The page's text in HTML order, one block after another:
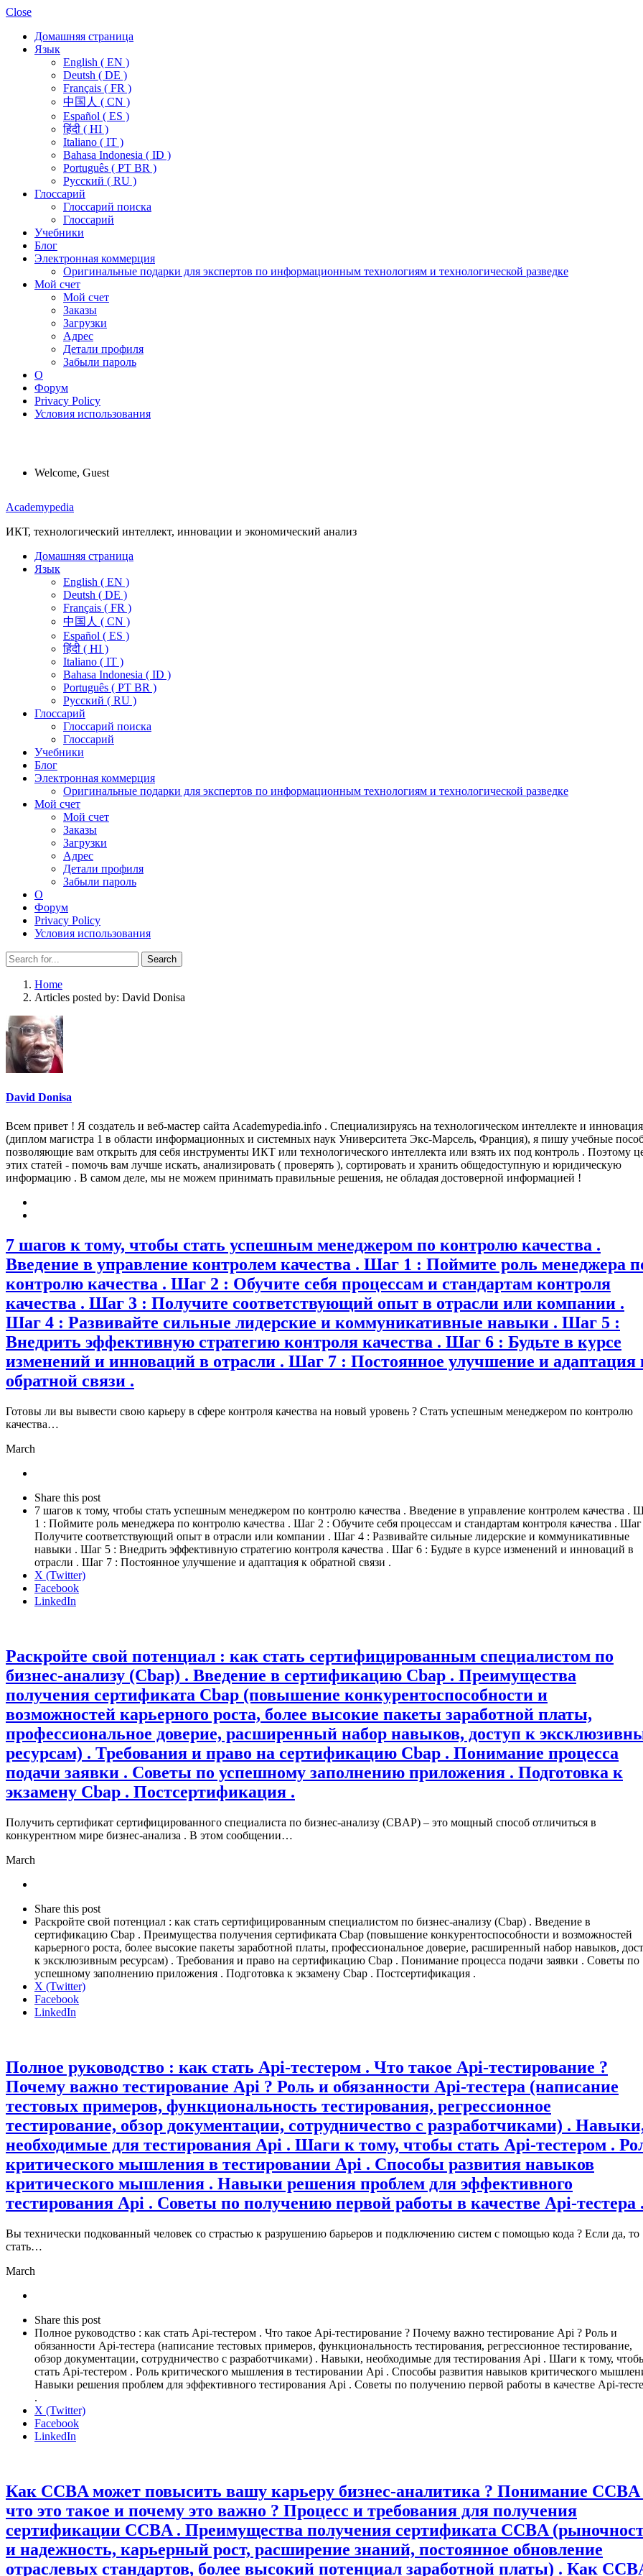
Close
Домашняя страница
Язык
English ( EN )
Deutsh ( DE )
Français ( FR )
中国人 ( CN )
Español ( ES )
हिंदी ( HI )
Italiano ( IT )
Bahasa Indonesia ( ID )
Português ( PT BR )
Pусский ( RU )
Глоссарий
Глоссарий поиска
Глоссарий
Учебники
Блог
Электронная коммерция
Оригинальные подарки для экспертов по информационным технологиям и технологической разведке
Мой счет
Мой счет
Заказы
Загрузки
Адрес
Детали профиля
Забыли пароль
О
Форум
Privacy Policy
Условия использования
Welcome, Guest
Menu
Academypedia
ИКТ, технологический интеллект, инновации и экономический анализ
Домашняя страница
Язык
English ( EN )
Deutsh ( DE )
Français ( FR )
中国人 ( CN )
Español ( ES )
हिंदी ( HI )
Italiano ( IT )
Bahasa Indonesia ( ID )
Português ( PT BR )
Pусский ( RU )
Глоссарий
Глоссарий поиска
Глоссарий
Учебники
Блог
Электронная коммерция
Оригинальные подарки для экспертов по информационным технологиям и технологической разведке
Мой счет
Мой счет
Заказы
Загрузки
Адрес
Детали профиля
Забыли пароль
О
Форум
Privacy Policy
Условия использования
Search
Search
for:
Home
Articles posted by: David Donisa
David Donisa
Всем привет ! Я создатель и веб-мастер сайта Academypedia.info . Специализируясь на технологическом интеллекте и
(диплом магистра 1 в области информационных и системных наук Университета Экс-Марсель, Франция), я пишу учебные
позволяющие вам открыть для себя инструменты ИКТ или технологического интеллекта или взять их под контроль . Поэтому
этих статей - помочь вам лучше искать, анализировать ( проверять ), сортировать и хранить общедоступную и юридическую
информацию . В самом деле, мы не можем принимать правильные решения, не обладая достоверной информацией !
7 шагов к тому, чтобы стать успешным менеджером по контролю качества .
Введение в управление контролем качества . Шаг 1 : Поймите роль менеджера
контролю качества . Шаг 2 : Обучите себя процессам и стандартам контроля
качества . Шаг 3 : Получите соответствующий опыт в отрасли или компании .
Шаг 4 : Развивайте сильные лидерские и коммуникативные навыки . Шаг 5 :
Внедрить эффективную стратегию контроля качества . Шаг 6 : Будьте в курсе
изменений и инноваций в отрасли . Шаг 7 : Постоянное улучшение и адаптация
обратной связи .
Готовы ли вы вывести свою карьеру в сфере контроля качества на новый уровень ? Стать успешным менеджером по контролю
качества…
March
post
Share this postClose
sharing
box
7 шагов к тому, чтобы стать успешным менеджером по контролю качества . Введение в управление контролем качества .
1 : Поймите роль менеджера по контролю качества . Шаг 2 : Обучите себя процессам и стандартам контроля качества .
Получите соответствующий опыт в отрасли или компании . Шаг 4 : Развивайте сильные лидерские и коммуникативные
навыки . Шаг 5 : Внедрить эффективную стратегию контроля качества . Шаг 6 : Будьте в курсе изменений и инноваций в
отрасли . Шаг 7 : Постоянное улучшение и адаптация к обратной связи .
X (Twitter)
Facebook
LinkedIn
Раскройте свой потенциал : как стать сертифицированным специалистом по
бизнес-анализу (Cbap) . Введение в сертификацию Cbap . Преимущества
получения сертификата Cbap (повышение конкурентоспособности и
возможностей карьерного роста, более высокие пакеты заработной платы,
профессиональное доверие, расширенный набор навыков, доступ к
ресурсам) . Требования и право на сертификацию Cbap . Понимание процесса
подачи заявки . Советы по успешному заполнению приложения . Подготовка к
экзамену Cbap . Постсертификация .
Получить сертификат сертифицированного специалиста по бизнес-анализу (CBAP) – это мощный способ отличиться в
конкурентном мире бизнес-анализа . В этом сообщении…
March
post
Share this postClose
sharing
box
Раскройте свой потенциал : как стать сертифицированным специалистом по бизнес-анализу (Cbap) . Введение в
сертификацию Cbap . Преимущества получения сертификата Cbap (повышение конкурентоспособности и возможностей
карьерного роста, более высокие пакеты заработной платы, профессиональное доверие, расширенный набор навыков,
к эксклюзивным ресурсам) . Требования и право на сертификацию Cbap . Понимание процесса подачи заявки . Советы по
успешному заполнению приложения . Подготовка к экзамену Cbap . Постсертификация .
X (Twitter)
Facebook
LinkedIn
Полное руководство : как стать Api-тестером . Что такое Api-тестирование ?
Почему важно тестирование Api ? Роль и обязанности Api-тестера (написание
тестовых примеров, функциональность тестирования, регрессионное
тестирование, обзор документации, сотрудничество с разработчиками) .
необходимые для тестирования Api . Шаги к тому, чтобы стать Api-тестером .
критического мышления в тестировании Api . Способы развития навыков
критического мышления . Навыки решения проблем для эффективного
тестирования Api . Советы по получению первой работы в качестве Api-тестера
Вы технически подкованный человек со страстью к разрушению барьеров и подключению систем с помощью кода ? Если да, то
стать…
March
post
Share this postClose
sharing
box
Полное руководство : как стать Api-тестером . Что такое Api-тестирование ? Почему важно тестирование Api ? Роль и
обязанности Api-тестера (написание тестовых примеров, функциональность тестирования, регрессионное тестирование,
обзор документации, сотрудничество с разработчиками) . Навыки, необходимые для тестирования Api . Шаги к тому,
стать Api-тестером . Роль критического мышления в тестировании Api . Способы развития навыков критического
Навыки решения проблем для эффективного тестирования Api . Советы по получению первой работы в качестве Api-
.
X (Twitter)
Facebook
LinkedIn
Как CCBA может повысить вашу карьеру бизнес-аналитика ? Понимание
что это такое и почему это важно ? Процесс и требования для получения
сертификации CCBA . Преимущества получения сертификата CCBA
и надежность, карьерный рост, расширение знаний, постоянное обновление
отраслевых стандартов, более высокий потенциал заработной платы) . Как